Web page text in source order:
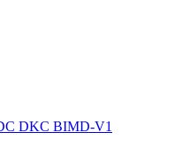
DKC BIMD-V1